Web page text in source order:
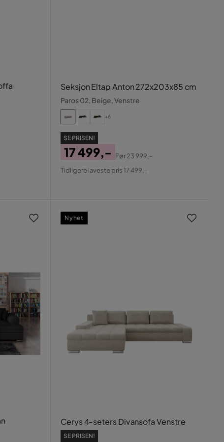
Seksjon Eltap Anton 272x203x85 cm
Paros 02, Beige, Venstre
+6
SE PRISEN!
Pris
17 499,-
Original
Før23 999,-
Tidligere laveste pris 17 499,-
Cerys 4-seters Divansofa Venstre
SE PRISEN!
Nyhet